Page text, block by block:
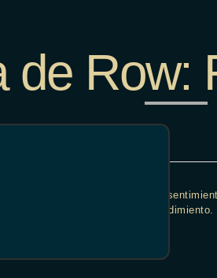
de Row:
o uso no autorizado sin
y campos deportivos de alto rendimiento.